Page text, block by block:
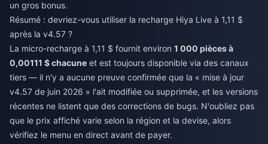
un gros bonus.
Résumé : devriez-vous utiliser la recharge Hiya Live à 1,11 $
après la v4.57 ?
La micro-recharge à 1,11 $ fournit environ 1 000 pièces à
0,00111 $ chacune et est toujours disponible via des canaux
tiers — il n'y a aucune preuve confirmée que la « mise à jour
v4.57 de juin 2026 » l'ait modifiée ou supprimée, et les versions
récentes ne listent que des corrections de bugs. N'oubliez pas
que le prix affiché varie selon la région et la devise, alors
vérifiez le menu en direct avant de payer.